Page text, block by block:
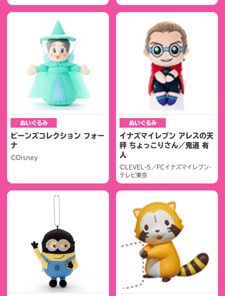
ぬいぐるみ
ビーンズコレクション フォー
ナ
©Disney
ぬいぐるみ
イナズマイレブン アレスの天
秤 ちょっこりさん／鬼道 有
人
©LEVEL-5／FCイナズマイレブン･
テレビ東京